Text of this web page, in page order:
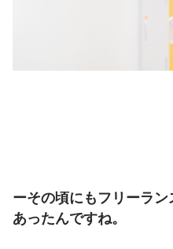
ーその頃にもフリーラ
あったんですね。